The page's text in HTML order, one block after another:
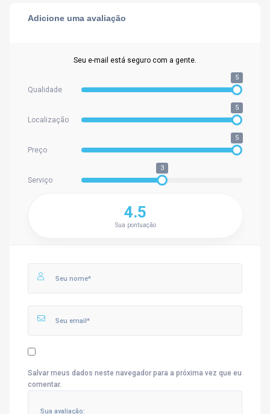
Adicione uma avaliação
Seu e-mail está seguro com a gente.
Qualidade
5
Localização
5
Preço
5
Serviço
3
4.5
Sua pontuação
Salvar meus dados neste navegador para a próxima vez que eu
comentar.